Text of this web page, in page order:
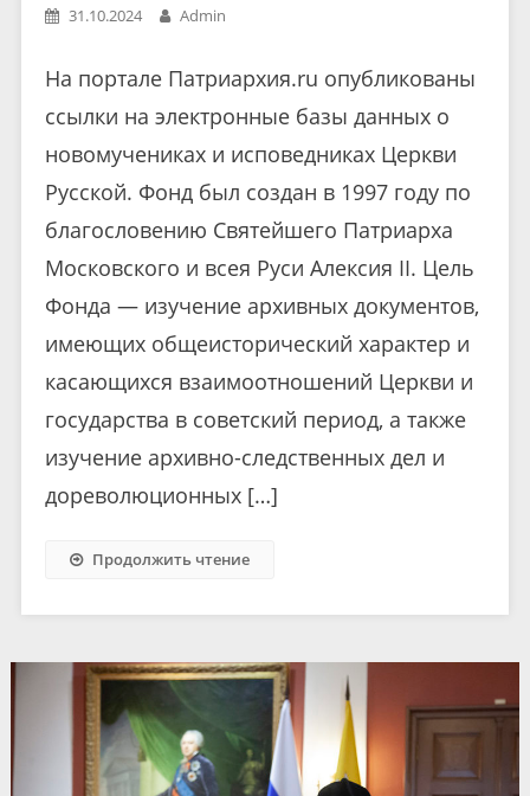
31.10.2024 Admin
На портале Патриархия.ru опубликованы
ссылки на электронные базы данных о
новомучениках и исповедниках Церкви
Русской. Фонд был создан в 1997 году по
благословению Святейшего Патриарха
Московского и всея Руси Алексия II. Цель
Фонда — изучение архивных документов,
имеющих общеисторический характер и
касающихся взаимоотношений Церкви и
государства в советский период, а также
изучение архивно-следственных дел и
дореволюционных […]
Продолжить чтение